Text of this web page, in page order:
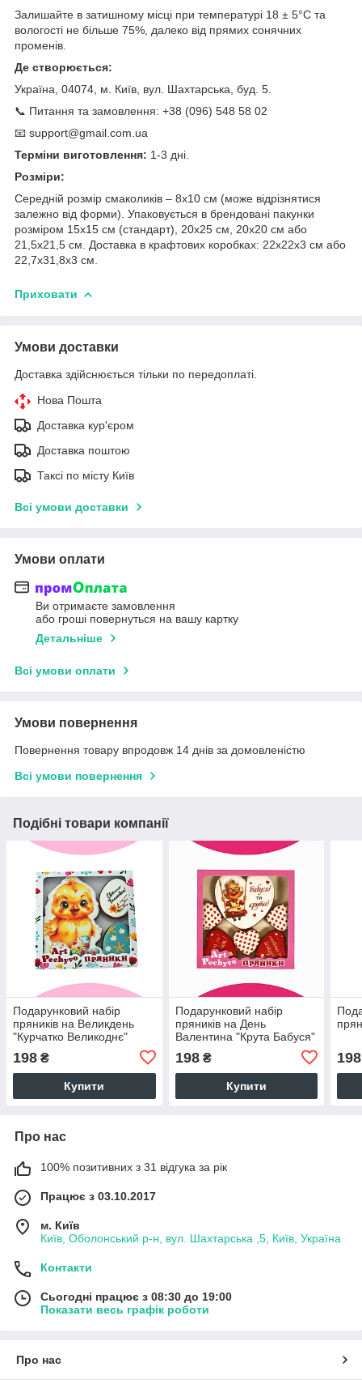
Залишайте в затишному місці при температурі 18 ± 5°C та
вологості не більше 75%, далеко від прямих сонячних
променів.
Де створюється:
Україна, 04074, м. Київ, вул. Шахтарська, буд. 5.
📞 Питання та замовлення: +38 (096) 548 58 02
📧 support@gmail.com.ua
Терміни виготовлення: 1-3 дні.
Розміри:
Середній розмір смаколиків – 8х10 см (може відрізнятися
залежно від форми). Упаковується в брендовані пакунки
розміром 15х15 см (стандарт), 20х25 см, 20х20 см або
21,5х21,5 см. Доставка в крафтових коробках: 22х22х3 см або
22,7х31,8х3 см.
Приховати
Умови доставки
Доставка здійснюється тільки по передоплаті.
Нова Пошта
Доставка кур'єром
Доставка поштою
Таксі по місту Київ
Всі умови доставки
Умови оплати
Ви отримаєте замовлення
або гроші повернуться на вашу картку
Детальніше
Всі умови оплати
Умови повернення
Повернення товару впродовж 14 днів за домовленістю
Всі умови повернення
Подібні товари компанії
Подарунковий набір
пряників на Великдень
"Курчатко Великоднє"
198 ₴
Купити
Подарунковий набір
пряників на День
Валентина "Крута Бабуся"
198₴
Купити
198
Про нас
100% позитивних з 31 відгука за рік
Працює з 03.10.2017
м. Київ
Київ, Оболонський р-н, вул. Шахтарська ,5, Київ, Україна
Контакти
Сьогодні працює з 08:30 до 19:00
Показати весь графік роботи
Про нас